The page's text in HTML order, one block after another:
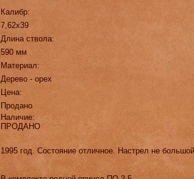
Калибр:
7,62х39
Длина ствола:
590 мм
Материал:
Дерево - орех
Цена:
Продано
Наличие:
ПРОДАНО
1995 год. Состояние отличное. Настрел не